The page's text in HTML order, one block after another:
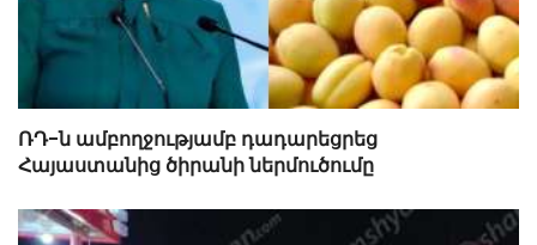
ՌԴ-ն ամբողջությամբ դադարեցրեց
Հայաստանից ծիրանի ներմուծումը